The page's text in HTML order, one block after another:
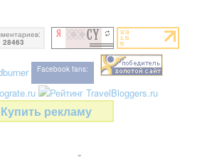
28463
Facebook fans:
Купить рекламу